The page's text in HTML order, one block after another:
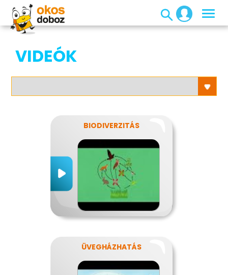
VIDEÓK
BIODIVERZITÁS
ÜVEGHÁZHATÁS